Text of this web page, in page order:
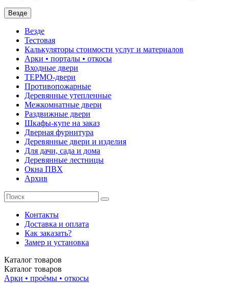
Везде
Везде
Тестовая
Калькуляторы стоимости услуг и материалов
Арки • порталы • откосы
Входные двери
ТЕРМО-двери
Противопожарные
Деревянные утепленные
Межкомнатные двери
Раздвижные двери
Шкафы-купе на заказ
Дверная фурнитура
Деревянные двери и изделия
Для дачи, сада и дома
Деревянные лестницы
Окна ПВХ
Архив
Контакты
Доставка и оплата
Как заказать?
Замер и установка
Каталог товаров
Каталог товаров
Арки • проёмы • откосы